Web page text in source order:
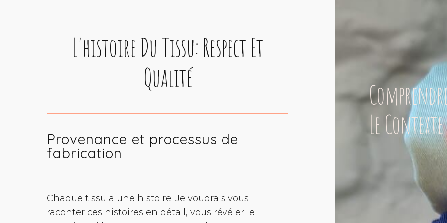
L'histoire Du Tissu: Respect Et
Qualité
Provenance et processus de
fabrication
Chaque tissu a une histoire. Je voudrais vous
raconter ces histoires en détail, vous révéler le
Le Contexte